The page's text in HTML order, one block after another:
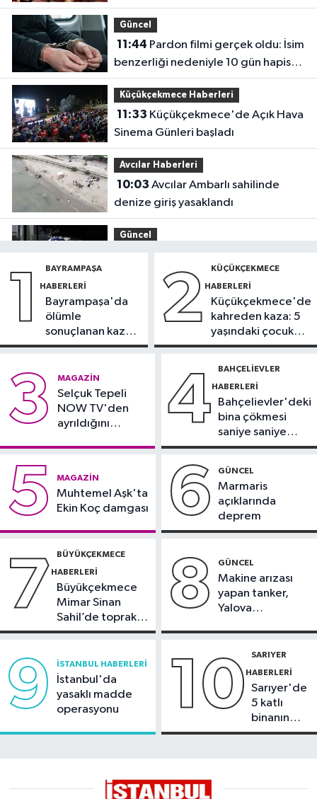
görüşülecek.
Güncel
11:44
benzerliği nedeniyle 10 gün hapis
yattı
Küçükçekmece Haberleri
11:33
Sinema Günleri başladı
Avcılar Haberleri
10:03
denize giriş yasaklandı
Güncel
yağış ve fırtına geliyor
Ekonomi
Gram ve külçe satışları geriledi
09:05
ürünlerine yönelik denetim
Magazin
Ebru Gündeş'ten yeni pozlar
1 BAYRAMPAŞA
HABERLERI
Bayrampaşa'da
ölümle
sonuçlanan kaza:
Sürücü
2 KÜÇÜKÇEKMECE
HABERLERI
Küçükçekmece'de
kahreden kaza: 5
yaşındaki çocuk
yoğun bakımda
3 MAGAZIN
Selçuk Tepeli
NOW TV'den
ayrıldığını
4 BAHÇELIEVLER
HABERLERI
Bahçelievler'deki
bina çökmesi
saniye saniye
görüntülendi
5 MAGAZIN
Muhtemel Aşk'ta
Ekin Koç damgası
6 GÜNCEL
Marmaris
açıklarında
deprem
7 BÜYÜKÇEKMECE
HABERLERI
Büyükçekmece
Mimar Sinan
Sahil’de toprak
kayması
8 GÜNCEL
Makine arızası
yapan tanker,
Yalova
9 İSTANBUL HABERLERI
İstanbul'da
yasaklı madde
operasyonu
10 SARIYER
HABERLERI
Sarıyer'de
5 katlı
binanın
çatısında